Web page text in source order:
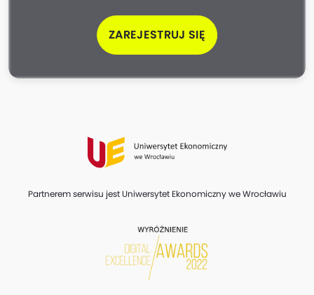
ZAREJESTRUJ SIĘ
Partnerem serwisu jest Uniwersytet Ekonomiczny we Wrocławiu